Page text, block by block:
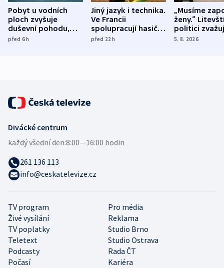
Pobyt u vodních
ploch zvyšuje
duševní pohodu,
ukázala
před 6h
Jiný jazyk i technika.
Ve Francii
spolupracují hasiči z
různých zemí
před 22h
„Musíme
ženy.“
politici
dohodu o
5. 8. 2026
TV program
Pro média
Živé vysílání
Reklama
TV poplatky
Studio Brno
Teletext
Studio Ostrava
Podcasty
Rada ČT
Počasí
Kariéra
Divácké centrum
každý všední den:8:00—16:00 hodin
261 136 113
info@ceskatelevize.cz